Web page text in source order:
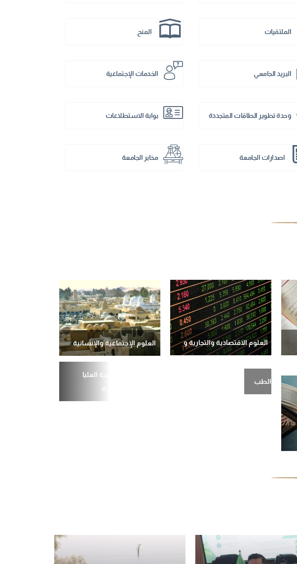
الملتقيات المنح
البريد الجامعي الخدمات الإجتماعية
وحدة تطوير الطاقات المتجددة بوابة الاستطلاعات
اصدارات الجامعة مخابر الجامعة
العلوم الاقتصادية والتجارية و العلوم الإجتماعية والإنسانية
الطب
ملحقة المدرسة العليا
للأساتذة